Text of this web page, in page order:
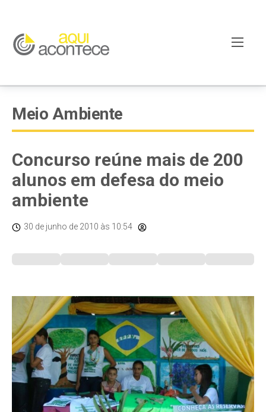
Meio Ambiente
Concurso reúne mais de 200
alunos em defesa do meio
ambiente
30 de junho de 2010 às 10:54